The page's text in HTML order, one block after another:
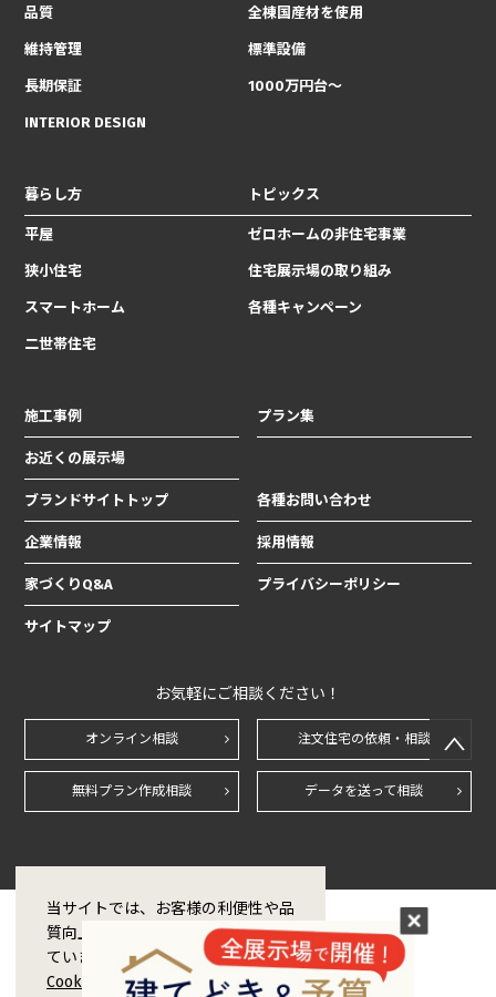
品質
維持管理
長期保証
INTERIOR DESIGN
全棟国産材を使用
標準設備
1000万円台〜
暮らし方
平屋
狭小住宅
スマートホーム
二世帯住宅
トピックス
ゼロホームの非住宅事業
住宅展示場の取り組み
各種キャンペーン
施工事例 プラン集
お近くの展示場
ブランドサイトトップ 各種お問い合わせ
企業情報 採用情報
家づくりQ&A プライバシーポリシー
サイトマップ
お気軽にご相談ください！
オンライン相談 注文住宅の依頼・相談
無料プラン作成相談 データを送って相談
当サイトでは、お客様の利便性や品
質向上のためCookie技術を使用し
ています。Cookieの利用および
Cookieポリシーに同意をする場合